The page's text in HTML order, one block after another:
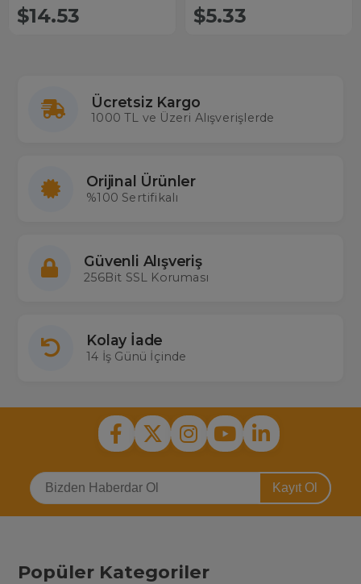
Titreşimli Masaj Aleti 6 Kademeli
2000mAh
$14.53 $5.33
Ücretsiz Kargo
1000 TL ve Üzeri Alışverişlerde
Orijinal Ürünler
%100 Sertifikalı
Güvenli Alışveriş
256Bit SSL Koruması
Kolay İade
14 İş Günü İçinde
Kayıt Ol
Popüler Kategoriler